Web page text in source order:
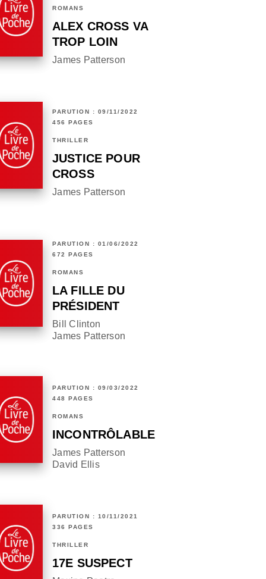
ROMANS
ALEX CROSS VA
TROP LOIN
James Patterson
PARUTION : 09/11/2022
456 PAGES
THRILLER
JUSTICE POUR
CROSS
James Patterson
PARUTION : 01/06/2022
672 PAGES
ROMANS
LA FILLE DU
PRÉSIDENT
Bill Clinton
James Patterson
PARUTION : 09/03/2022
448 PAGES
ROMANS
INCONTRÔLABLE
James Patterson
David Ellis
PARUTION : 10/11/2021
336 PAGES
THRILLER
17E SUSPECT